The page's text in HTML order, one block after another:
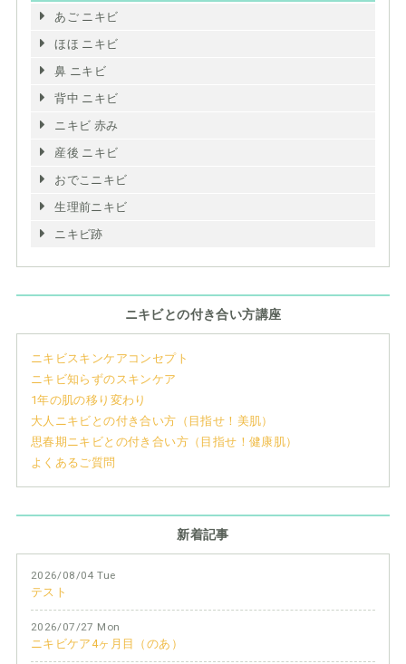
あご ニキビ
ほほ ニキビ
鼻 ニキビ
背中 ニキビ
ニキビ 赤み
産後 ニキビ
おでこニキビ
生理前ニキビ
ニキビ跡
ニキビとの付き合い方講座
ニキビスキンケアコンセプト
ニキビ知らずのスキンケア
1年の肌の移り変わり
大人ニキビとの付き合い方（目指せ！美肌）
思春期ニキビとの付き合い方（目指せ！健康肌）
よくあるご質問
新着記事
2026/08/04 Tue
テスト
2026/07/27 Mon
ニキビケア4ヶ月目（のあ）